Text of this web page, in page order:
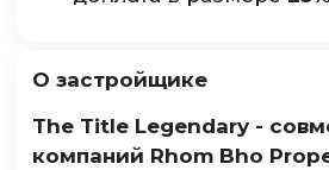
О застройщике
The Title Legendary -
компаний Rhom Bho